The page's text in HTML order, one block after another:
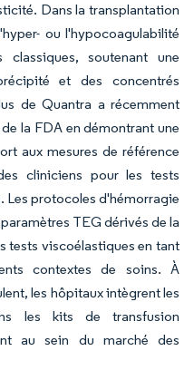
Dans la transplantation
ou l'hypocoagulabilité
soutenant une
et des concentrés
de Quantra a récemment
la FDA en démontrant une
aux mesures de référence
cliniciens pour les tests
Les protocoles d'hémorragie
TEG dérivés de la
tests viscoélastiques en tant
contextes de soins. À
les hôpitaux intègrent les
les kits de transfusion
au sein du marché des